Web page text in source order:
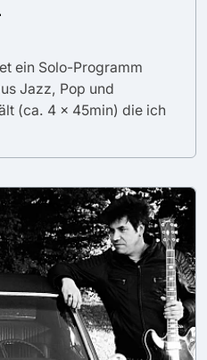
ein Solo-Programm
Jazz, Pop und
(ca. 4 x 45min) die ich